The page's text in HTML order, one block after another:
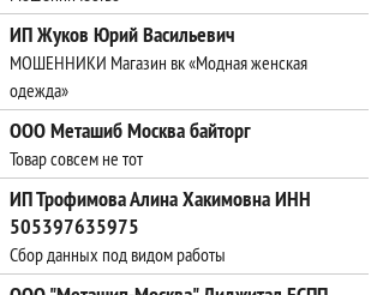
ИП Жуков Юрий Васильевич
МОШЕННИКИ Магазин вк «Модная женская
одежда»
ООО Меташиб Москва байторг
Товар совсем не тот
ИП Трофимова Алина Хакимовна ИНН
505397635975
Сбор данных под видом работы